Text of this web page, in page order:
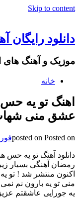
Skip to content
دانلود رایگان
موزیک و آهنگ های
خانه
اهنگ تو یه
عشق منی
posted on Posted on فوریه
دانلود آهنگ تو یه
رمضان آهنگی بسیار
اکنون منتشر شد !
منی تو یه بارون نم
یه جورایی عاشقتم